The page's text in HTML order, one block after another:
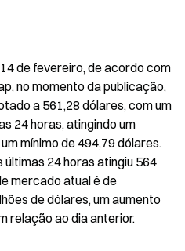
de fevereiro, de acordo com
no momento da publicação,
a 561,28 dólares, com um
24 horas, atingindo um
mínimo de 494,79 dólares.
24 horas atingiu 564
mercado atual é de
de dólares, um aumento
relação ao dia anterior.